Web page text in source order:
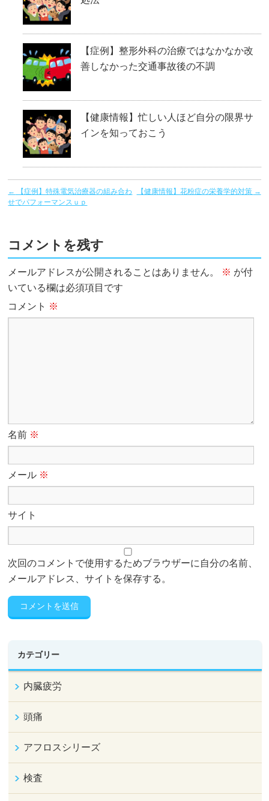
【症例】整形外科の治療ではなかなか改
善しなかった交通事故後の不調
【健康情報】忙しい人ほど自分の限界サ
インを知っておこう
←
【症例】特殊電気治療器の組み合わ
せでパフォーマンスｕｐ
【健康情報】花粉症の栄養学的対策 →
コメントを残す
メールアドレスが公開されることはありません。 ※ が付
いている欄は必須項目です
コメント ※
名前 ※
メール ※
サイト
次回のコメントで使用するためブラウザーに自分の名前、
メールアドレス、サイトを保存する。
カテゴリー
内臓疲労
頭痛
アフロスシリーズ
検査